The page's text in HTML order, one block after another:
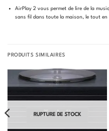
AirPlay 2 vous permet de lire de la
sans fil dans toute la maison, le tout
PRODUITS SIMILAIRES
RUPTURE DE STOCK